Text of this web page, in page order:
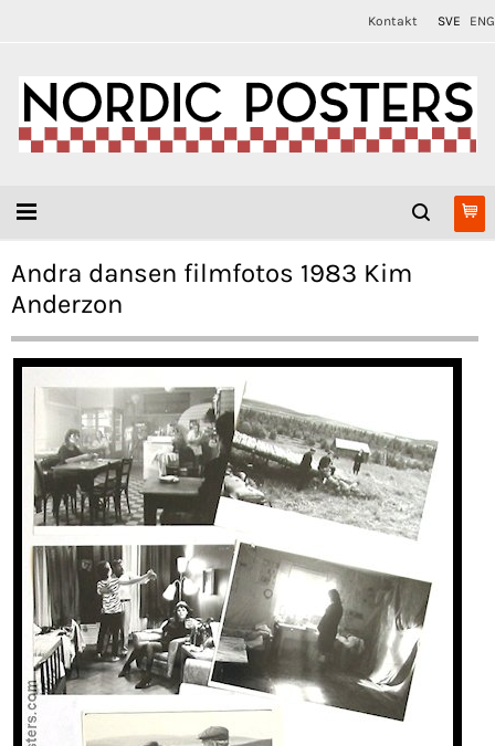
Kontakt SVE ENG
Andra dansen filmfotos 1983 Kim
Anderzon